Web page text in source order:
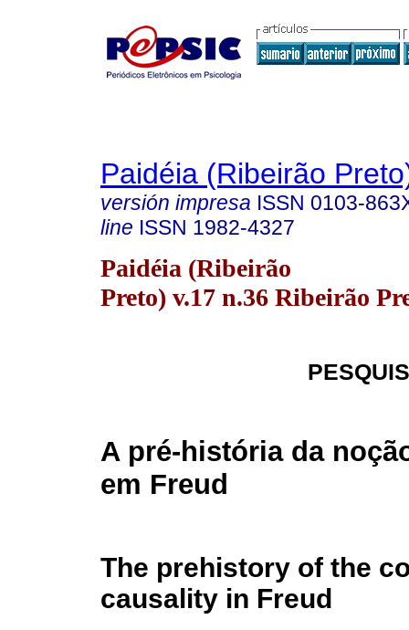
Paidéia (Ribeirão
versión impresa ISSN 0103-
line ISSN 1982-4327
Paidéia (Ribeirão
Preto) v.17 n.36 Ribeirão
A pré-história da
em Freud
The prehistory of the
causality in Freud